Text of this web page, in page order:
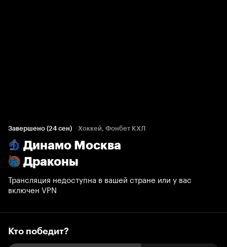
Завершено (24 сен) Хоккей, Фонбет КХЛ
Динамо Москва
Драконы
Трансляция недоступна в вашей стране или у вас
включен VPN
63%
Кто победит?